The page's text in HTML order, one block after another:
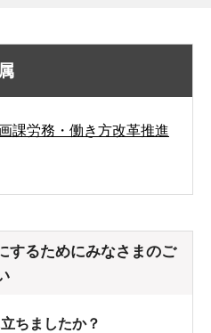
課労務・働き方改革推進
するためにみなさまのご
ちましたか？